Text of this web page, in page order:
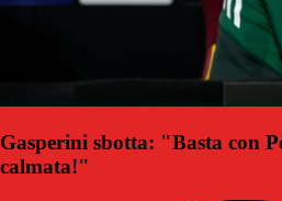
Gasperini sbotta: "Basta con
calmata!"